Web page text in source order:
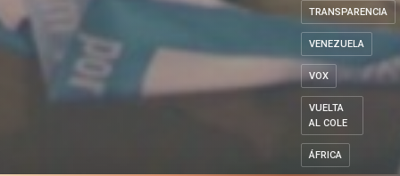
TRANSPARENCIA
VENEZUELA
VOX
VUELTA
AL COLE
ÁFRICA